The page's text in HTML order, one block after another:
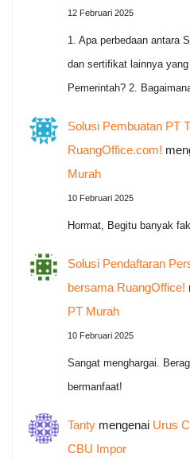
12 Februari 2025
1. Apa perbedaan antara
dan sertifikat lainnya
Pemerintah? 2.
Solusi Pembuatan PT
RuangOffice.com!
Murah
10 Februari 2025
Hormat, Begitu banyak
Solusi Pendaftaran
bersama RuangOffice!
PT Murah
10 Februari 2025
Sangat menghargai.
bermanfaat!
Tantymengenai Urus
CBU Impor